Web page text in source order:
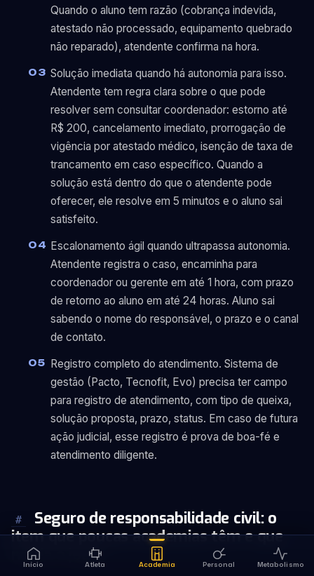
Quando o aluno tem razão (cobrança indevida,
atestado não processado, equipamento quebrado
não reparado), atendente confirma na hora.
Solução imediata quando há autonomia para isso.
Atendente tem regra clara sobre o que pode
resolver sem consultar coordenador: estorno até
R$ 200, cancelamento imediato, prorrogação de
vigência por atestado médico, isenção de taxa de
trancamento em caso específico. Quando a
solução está dentro do que o atendente pode
oferecer, ele resolve em 5 minutos e o aluno sai
satisfeito.
Escalonamento ágil quando ultrapassa autonomia.
Atendente registra o caso, encaminha para
coordenador ou gerente em até 1 hora, com prazo
de retorno ao aluno em até 24 horas. Aluno sai
sabendo o nome do responsável, o prazo e o canal
de contato.
Registro completo do atendimento. Sistema de
gestão (Pacto, Tecnofit, Evo) precisa ter campo
para registro de atendimento, com tipo de queixa,
solução proposta, prazo, status. Em caso de futura
ação judicial, esse registro é prova de boa-fé e
atendimento diligente.
#
Seguro de responsabilidade civil: o
item que poucas academias têm e que
muda o jogo
Início Atleta Academia Personal Metabolismo